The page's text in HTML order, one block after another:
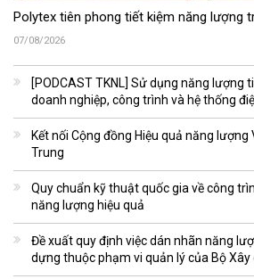
Polytex tiên phong tiết kiệm năng lượng
07/08/2026
[PODCAST TKNL] Sử dụng năng lượng
doanh nghiệp, công trình và hệ thống
Kết nối Cộng đồng Hiệu quả năng
Trung
Quy chuẩn kỹ thuật quốc gia về công
năng lượng hiệu quả
Đề xuất quy định việc dán nhãn năng
dựng thuộc phạm vi quản lý của Bộ Xây